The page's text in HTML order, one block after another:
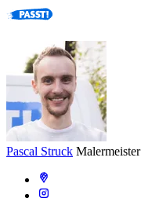
Pascal Struck Malermeister